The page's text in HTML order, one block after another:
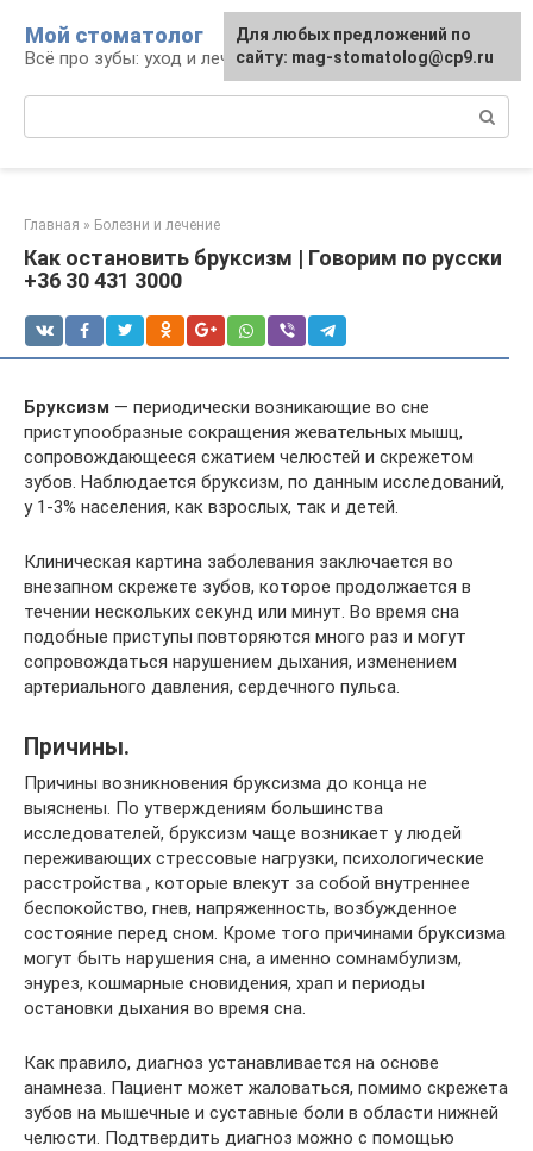
контенту
Мой стоматолог
Всё про зубы: уход и лечение
Главная » Болезни и лечение
Как остановить бруксизм | Говорим по русски
+36 30 431 3000
Бруксизм — периодически возникающие во сне
приступообразные сокращения жевательных мышц,
сопровождающееся сжатием челюстей и скрежетом
зубов. Наблюдается бруксизм, по данным исследований,
у 1-3% населения, как взрослых, так и детей.
Клиническая картина заболевания заключается во
внезапном скрежете зубов, которое продолжается в
течении нескольких секунд или минут. Во время сна
подобные приступы повторяются много раз и могут
сопровождаться нарушением дыхания, изменением
артериального давления, сердечного пульса.
Причины.
Причины возникновения бруксизма до конца не
выяснены. По утверждениям большинства
исследователей, бруксизм чаще возникает у людей
переживающих стрессовые нагрузки, психологические
расстройства , которые влекут за собой внутреннее
беспокойство, гнев, напряженность, возбужденное
состояние перед сном. Кроме того причинами бруксизма
могут быть нарушения сна, а именно сомнамбулизм,
энурез, кошмарные сновидения, храп и периоды
остановки дыхания во время сна.
Как правило, диагноз устанавливается на основе
анамнеза. Пациент может жаловаться, помимо скрежета
зубов на мышечные и суставные боли в области нижней
челюсти. Подтвердить диагноз можно с помощью
Для любых предложений по
сайту: mag-stomatolog@cp9.ru